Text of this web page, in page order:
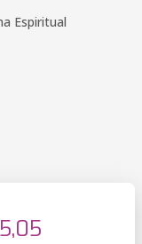
Espiritual